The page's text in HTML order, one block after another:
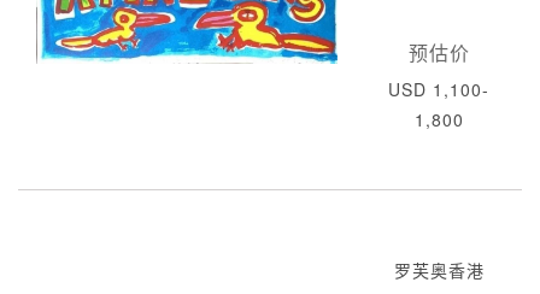
预估价
USD 1,100-
1,800
罗芙奥香港